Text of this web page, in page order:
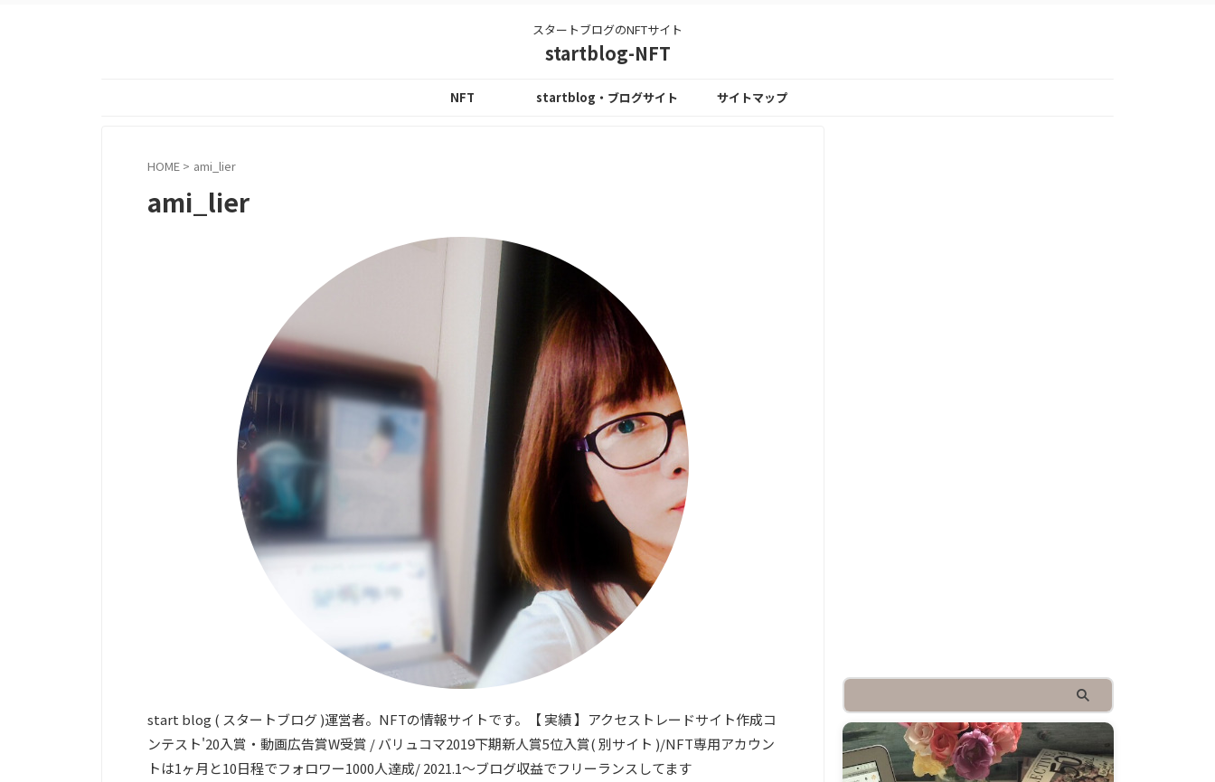
スタートブログのNFTサイト
startblog-NFT
NFT startblog・ブログサイト サイトマップ
HOME > ami_lier
ami_lier
start blog ( スタートブログ )運営者。NFTの情報サイトです。【 実績 】アクセストレードサイト作成コ
ンテスト'20入賞・動画広告賞W受賞 / バリュコマ2019下期新人賞5位入賞( 別サイト )/NFT専用アカウン
トは1ヶ月と10日程でフォロワー1000人達成/ 2021.1～ブログ収益でフリーランスしてます